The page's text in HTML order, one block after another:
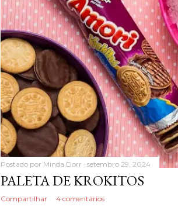
Postado por Minda Dorr setembro 29, 2024
PALETA DE KROKITOS
Compartilhar 4 comentários